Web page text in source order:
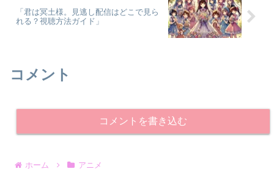
「君は冥土様。見逃し配信はどこで見ら
れる？視聴方法ガイド」
コメント
コメントを書き込む
ホーム アニメ